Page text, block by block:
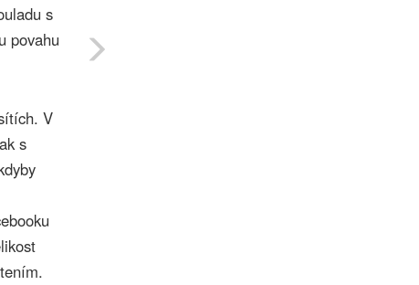
s
povahu
V
s